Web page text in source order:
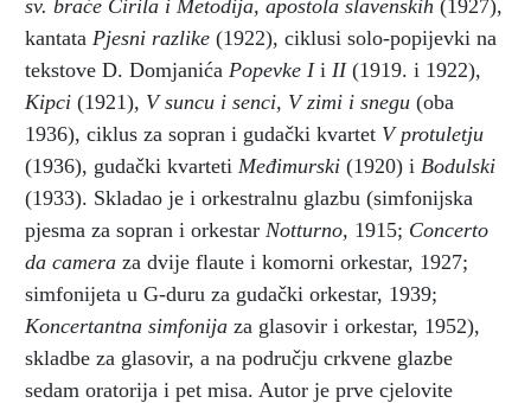
sv. braće Ćirila i Metodija, apostola slavenskih (1927),
kantata Pjesni razlike (1922), ciklusi solo-popijevki na
tekstove D. Domjanića Popevke I i II (1919. i 1922),
Kipci (1921), V suncu i senci, V zimi i snegu (oba
1936), ciklus za sopran i gudački kvartet V protuletju
(1936), gudački kvarteti Međimurski (1920) i Bodulski
(1933). Skladao je i orkestralnu glazbu (simfonijska
pjesma za sopran i orkestar Notturno, 1915; Concerto
da camera za dvije flaute i komorni orkestar, 1927;
simfonijeta u G-duru za gudački orkestar, 1939;
Koncertantna simfonija za glasovir i orkestar, 1952),
skladbe za glasovir, a na području crkvene glazbe
sedam oratorija i pet misa. Autor je prve cjelovite